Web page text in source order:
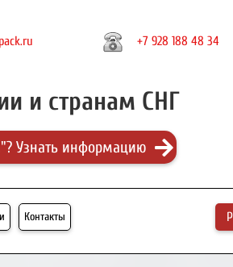
+7 928 188 48 34
и странам СНГ
Узнать информацию
Контакты